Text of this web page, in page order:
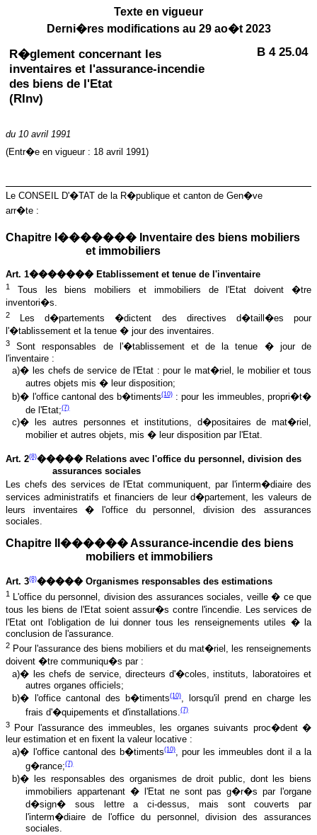
Texte en vigueur
Derni�res modifications au 29 ao�t 2023
R�glement concernant les
inventaires et l'assurance-incendie
des biens de l'Etat
(RInv)
B 4 25.04
du 10 avril 1991
(Entr�e en vigueur : 18 avril 1991)
Le CONSEIL D'�TAT de la R�publique et canton de Gen�ve
arr�te :
Chapitre I������� Inventaire des biens mobiliers
et immobiliers
Art. 1������� Etablissement et tenue de l'inventaire
1
Tous les biens mobiliers et immobiliers de l'Etat doivent �tre
inventori�s.
2
Les d�partements �dictent des directives d�taill�es pour
l'�tablissement et la tenue � jour des inventaires.
3
Sont responsables de l'�tablissement et de la tenue � jour de
l'inventaire :
a)� les chefs de service de l'Etat : pour le mat�riel, le mobilier et tous
autres objets mis � leur disposition;
b)� l'office cantonal des b�timents(10): pour les immeubles, propri�t�
de l'Etat;(7)
c)� les autres personnes et institutions, d�positaires de mat�riel,
mobilier et autres objets, mis � leur disposition par l'Etat.
Art. 2(8)����� Relations avec l'office du personnel, division des
assurances sociales
Les chefs des services de l'Etat communiquent, par l'interm�diaire des
services administratifs et financiers de leur d�partement, les valeurs de
leurs inventaires � l'office du personnel, division des assurances
sociales.
Chapitre II������ Assurance-incendie des biens
mobiliers et immobiliers
Art. 3(8)����� Organismes responsables des estimations
1
L'office du personnel, division des assurances sociales, veille � ce que
tous les biens de l'Etat soient assur�s contre l'incendie. Les services de
l'Etat ont l'obligation de lui donner tous les renseignements utiles � la
conclusion de l'assurance.
2 Pour l'assurance des biens mobiliers et du mat�riel, les renseignements
doivent �tre communiqu�s par :
a)� les chefs de service, directeurs d'�coles, instituts, laboratoires et
autres organes officiels;
b)� l'office cantonal des b�timents(10), lorsqu'il prend en charge les
frais d'�quipements et d'installations.(7)
3
Pour l'assurance des immeubles, les organes suivants proc�dent �
leur estimation et en fixent la valeur locative :
a)� l'office cantonal des b�timents(10), pour les immeubles dont il a la
g�rance;(7)
b)� les responsables des organismes de droit public, dont les biens
immobiliers appartenant � l'Etat ne sont pas g�r�s par l'organe
d�sign� sous lettre a ci-dessus, mais sont couverts par
l'interm�diaire de l'office du personnel, division des assurances
sociales.